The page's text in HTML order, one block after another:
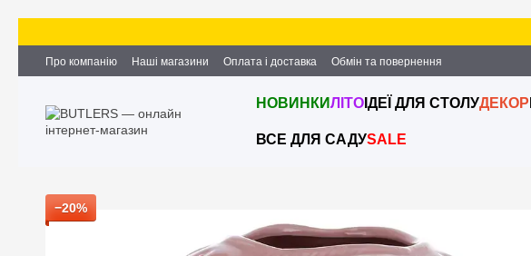
Про компанію Наші магазини Оплата і доставка
Обмін та повернення
Партнерство та співпраця
Вакансії Контактна інформація
НОВИНКИЛІТО ІДЕЇ ДЛЯ СТОЛУДЕКОР
ВСЕ ДЛЯ САДУSALE
−20%